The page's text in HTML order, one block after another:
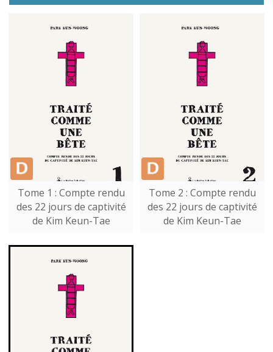
Tome 1 : Compte rendu
des 22 jours de captivité
de Kim Keun-Tae
Tome 2 : Compte rendu
des 22 jours de captivité
de Kim Keun-Tae